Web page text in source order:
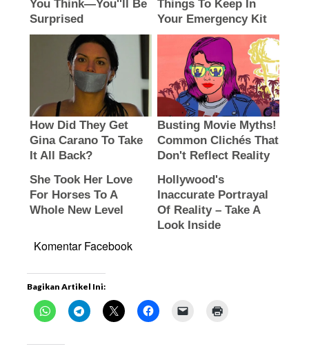
Komentar Facebook
Bagikan Artikel Ini: